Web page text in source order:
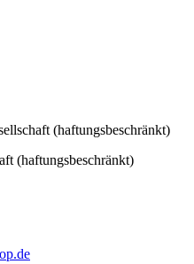
(haftungsbeschränkt)
(haftungsbeschränkt)